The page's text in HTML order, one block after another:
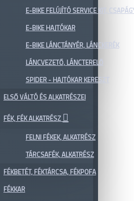
E-BIKE FELÚJÍTÓ SERVICE KIT,
E-BIKE HAJTÓKAR
E-BIKE LÁNCTÁNYÉR, LÁNCKERÉK
LÁNCVEZETŐ, LÁNCTERELŐ
SPIDER - HAJTÓKAR KERESZT
ELSŐ VÁLTÓ ÉS ALKATRÉSZEI
FÉK, FÉK ALKATRÉSZ
FELNI FÉKEK, ALKATRÉSZ
TÁRCSAFÉK, ALKATRÉSZ
FÉKBETÉT, FÉKTÁRCSA, FÉKPOFA
FÉKKAR